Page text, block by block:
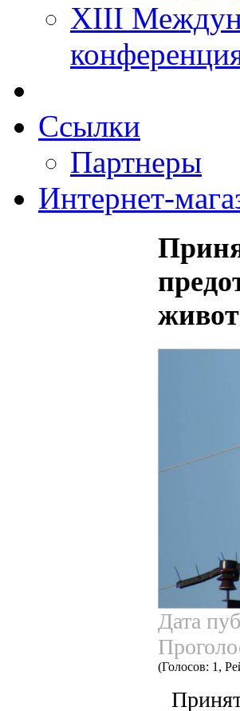
XIII
Ссылки
Партнеры
Интернет-
Дата
(Голосов: 1,